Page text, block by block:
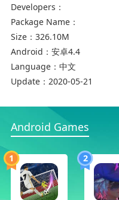
赛车与漂移模拟游戏
1.在欧洲最快的赛道
员生活
2.在游戏中,您能够运
部、身体以至衣服
种方式扩展你的范畴
Developers：
Package Name：
Size： 326.10M
Android： 安卓4.4
Language： 中文
Update： 2020-05-21
Android Games
1 2